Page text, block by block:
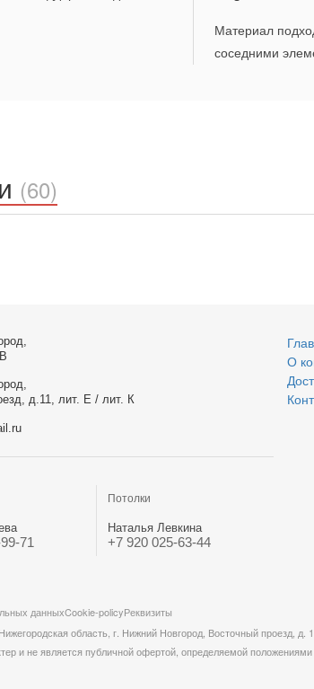
Материал
соседними
(60)
д.11, лит. Е / лит. К
71
Потолки
Наталья Левкина
+7 920 025-63-44
О
данныхCookie-policyРеквизиты
область, г. Нижний Новгород, Восточный проезд, д.
и не является публичной офертой, определяемой